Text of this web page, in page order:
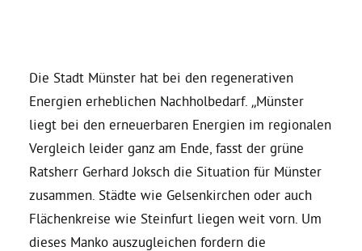
Daniel Freund, MdEP
Delegierte
Grüne im Rathaus
Die Stadt Münster hat bei den regenerativen
Energien erheblichen Nachholbedarf. „Münster
liegt bei den erneuerbaren Energien im regionalen
Vergleich leider ganz am Ende, fasst der grüne
Ratsherr Gerhard Joksch die Situation für Münster
zusammen. Städte wie Gelsenkirchen oder auch
Flächenkreise wie Steinfurt liegen weit vorn. Um
dieses Manko auszugleichen fordern die